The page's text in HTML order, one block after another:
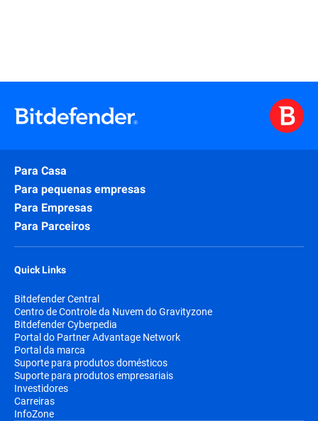
Para Casa
Para pequenas empresas
Para Empresas
Para Parceiros
Quick Links
Bitdefender Central
Centro de Controle da Nuvem do Gravityzone
Bitdefender Cyberpedia
Portal do Partner Advantage Network
Portal da marca
Suporte para produtos domésticos
Suporte para produtos empresariais
Investidores
Carreiras
InfoZone